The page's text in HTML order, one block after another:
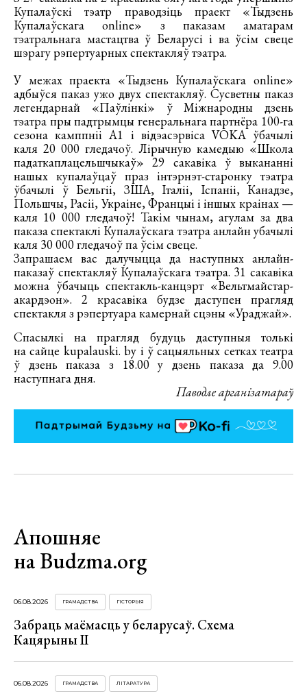
Купалаўскі тэатр праводзіць праект «Тыдзень
Купалаўскага online» з паказам аматарам
тэатральнага мастацтва ў Беларусі і ва ўсім свеце
шэрагу рэпертуарных спектакляў тэатра.
У межах праекта «Тыдзень Купалаўскага online»
адбыўся паказ ужо двух спектакляў. Сусветны паказ
легендарнай «Паўлінкі» ў Міжнародны дзень
тэатра пры падтрымцы генеральнага партнёра 100-га
сезона камппніі А1 і відэасэрвіса VOKA ўбачылі
каля 20 000 гледачоў. Лірычную камедыю «Школа
падаткаплацельшчыкаў» 29 сакавіка ў выкананні
нашых купалаўцаў праз інтэрнэт-старонку тэатра
ўбачылі ў Бельгіі, ЗША, Італіі, Іспаніі, Канадзе,
Польшчы, Расіі, Украіне, Францыі і іншых краінах —
каля 10 000 гледачоў! Такім чынам, агулам за два
паказа спектаклі Купалаўскага тэатра анлайн убачылі
каля 30 000 гледачоў па ўсім свеце.
Запрашаем вас далучыцца да наступных анлайн-
паказаў спектакляў Купалаўскага тэатра. 31 сакавіка
можна ўбачыць спектакль-канцэрт «Вельтмайстар-
акардэон». 2 красавіка будзе даступен прагляд
спектакля з рэпертуара камернай сцэны «Ураджай».
Спасылкі на прагляд будуць даступныя толькі
на сайце kupalauski. by і ў сацыяльных сетках театра
ў дзень паказа з 18.00 у дзень паказа да 9.00
наступнага дня.
Паводле арганізатараў
Апошняе
на Budzma.org
06.08.2026 ГРАМАДСТВА ГІСТОРЫЯ
Забраць маёмасць у беларусаў. Схема
Кацярыны ІІ
06.08.2026 ГРАМАДСТВА ЛІТАРАТУРА